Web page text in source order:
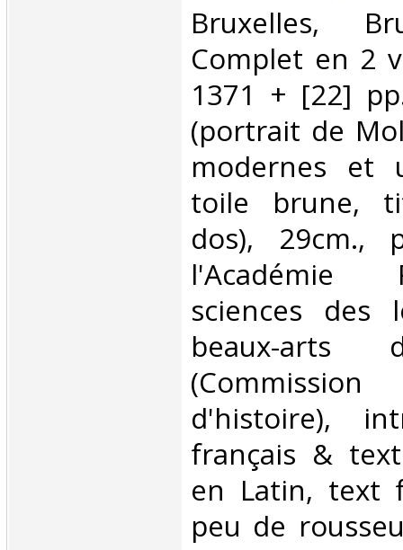
‎Bruxelles,
Complet en 2
1371 + [22]
(portrait de
modernes et
toile brune,
dos), 29cm.,
l'Académie
sciences des
beaux-arts
d'histoire),
français &
en Latin, text
peu de